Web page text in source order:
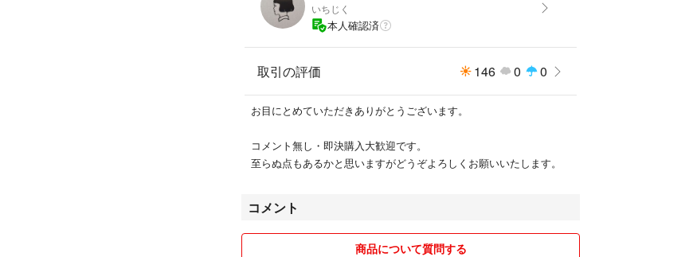
いちじく
本人確認済
取引の評価 146 0 0
お目にとめていただきありがとうございます。
コメント無し・即決購入大歓迎です。
至らぬ点もあるかと思いますがどうぞよろしくお願いいたします。
コメント
商品について質問する